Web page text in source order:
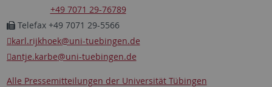
+49 7071 29-76789
Telefax +49 7071 29-5566
karl.rijkhoek@uni-tuebingen.de
antje.karbe@uni-tuebingen.de
Alle Pressemitteilungen der Universität Tübingen